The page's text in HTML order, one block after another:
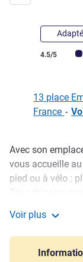
Note Avis
4.5/5
13 place
France -
Avec son
vous accueille
pied ou à vélo :
En rentrant
dans notre
Prolongez le
Voir plus